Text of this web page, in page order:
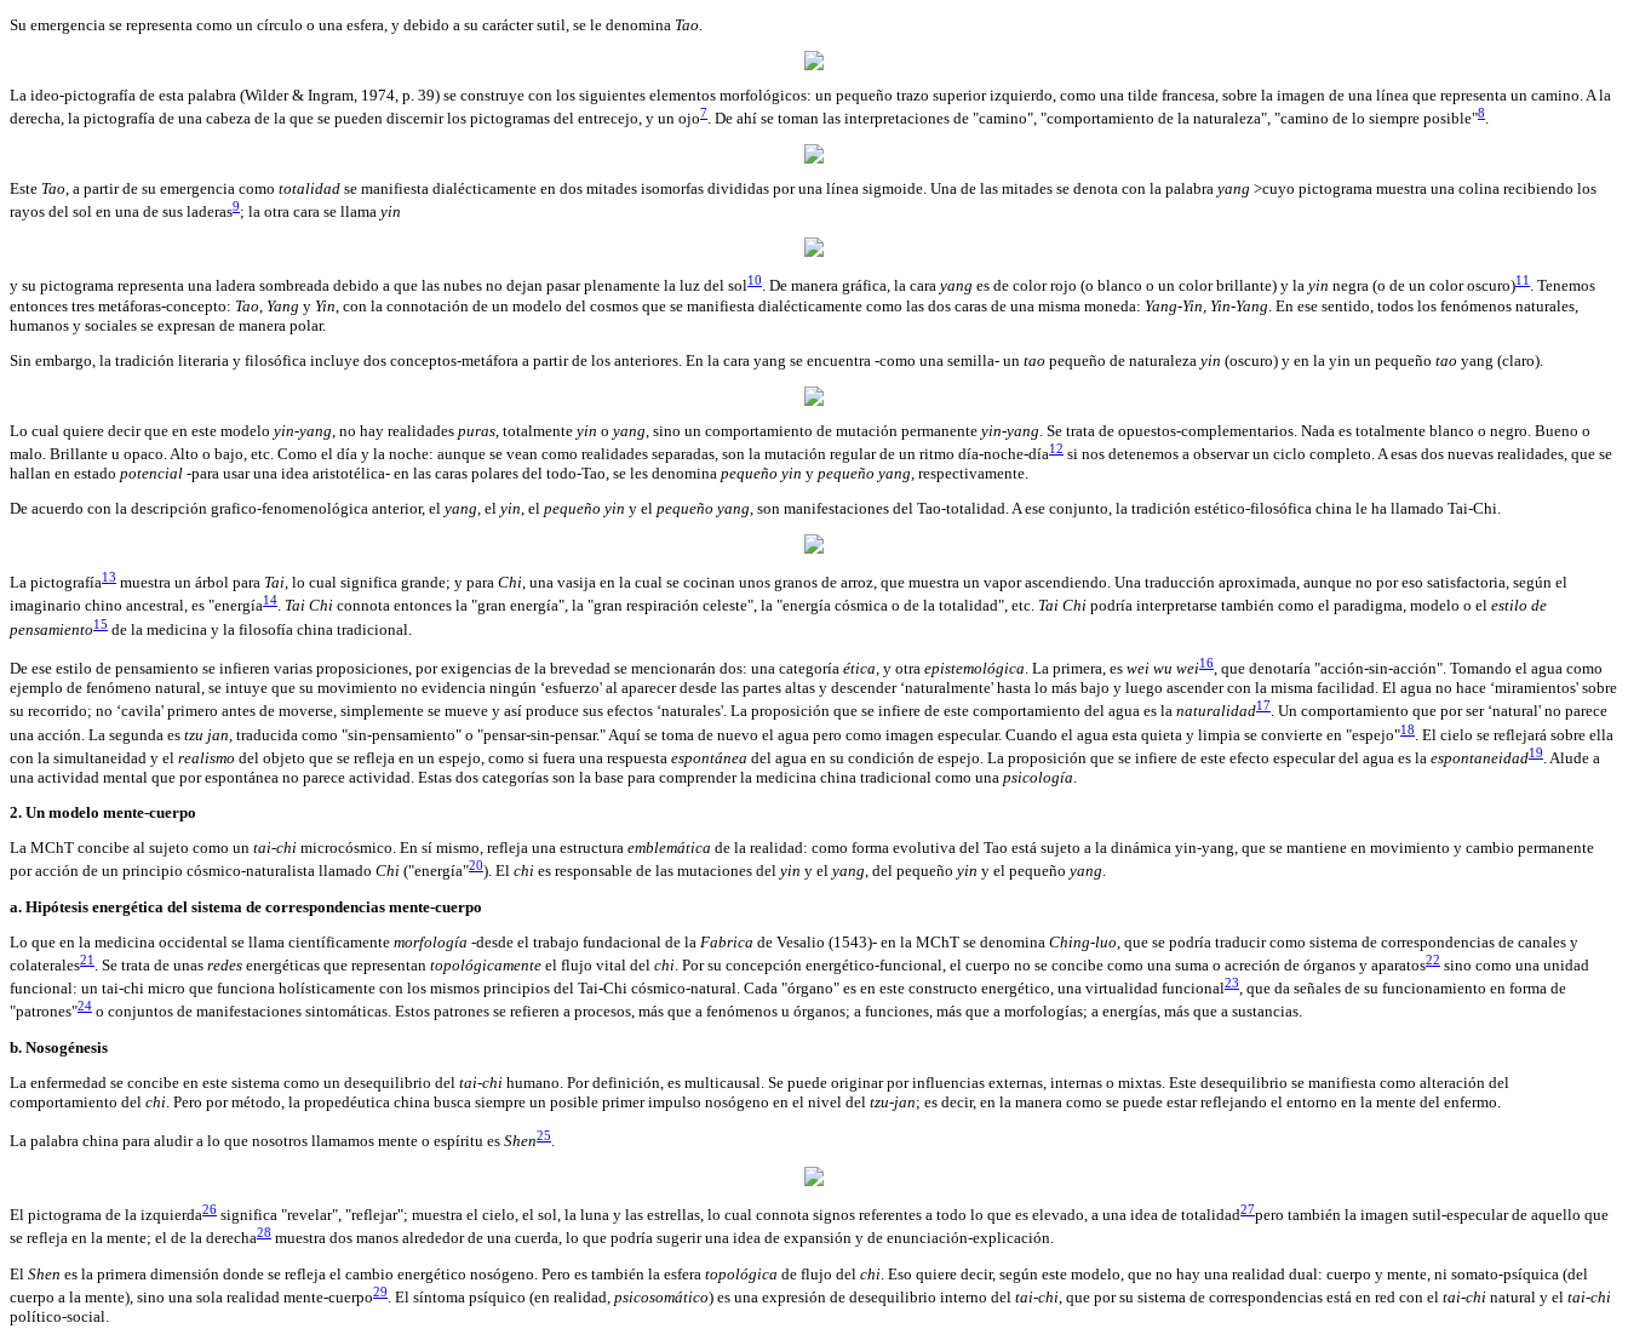
Su emergencia se representa como un círculo o una esfera, y debido a su carácter sutil, se le denomina Tao
La ideo-pictografía de esta palabra (Wilder & Ingram, 1974, p. 39) se construye con los siguientes elementos morfológicos: un pequeño trazo superior izquierdo, como una tilde francesa, sobre la imagen de una línea que representa un camino. A la
derecha, la pictografía de una cabeza de la que se pueden discernir los pictogramas del entrecejo, y un ojo7 . De ahí se toman las interpretaciones de "camino", "comportamiento de la naturaleza", "camino de lo siempre posible"8
Este Tao , a partir de su emergencia como totalidad se manifiesta dialécticamente en dos mitades isomorfas divididas por una línea sigmoide. Una de las mitades se denota con la palabra yang >cuyo pictograma muestra una colina recibiendo los
rayos del sol en una de sus laderas9; la otra cara se llama yin
y su pictograma representa una ladera sombreada debido a que las nubes no dejan pasar plenamente la luz del sol10. De manera gráfica, la cara yang es de color rojo (o blanco o un color brillante) y la yin negra (o de un color oscuro)11 . Tenemos
entonces tres metáforas-concepto: Tao Yang y Yin , con la connotación de un modelo del cosmos que se manifiesta dialécticamente como las dos caras de una misma moneda: Yang-Yin, Yin-Yang . En ese sentido, todos los fenómenos naturales,
humanos y sociales se expresan de manera polar.
Sin embargo, la tradición literaria y filosófica incluye dos conceptos-metáfora a partir de los anteriores. En la cara yang se encuentra -como una semilla- un tao pequeño de naturaleza yin (oscuro) y en la yin un pequeño tao yang (claro).
Lo cual quiere decir que en este modelo yin-yang , no hay realidades puras , totalmente yin o yang , sino un comportamiento de mutación permanente yin-yang . Se trata de opuestos-complementarios. Nada es totalmente blanco o negro. Bueno o
malo. Brillante u opaco. Alto o bajo, etc. Como el día y la noche: aunque se vean como realidades separadas, son la mutación regular de un ritmo día-noche-día12 si nos detenemos a observar un ciclo completo. A esas dos nuevas realidades, que se
hallan en estado potencial -para usar una idea aristotélica- en las caras polares del todo-Tao, se les denomina pequeño yin y pequeño yang , respectivamente.
De acuerdo con la descripción grafico-fenomenológica anterior, el yang , el yin , el pequeño yin y el pequeño yang , son manifestaciones del Tao-totalidad. A ese conjunto, la tradición estético-filosófica china le ha llamado Tai-Chi.
La pictografía13 muestra un árbol para Tai, lo cual significa grande; y para Chi, una vasija en la cual se cocinan unos granos de arroz, que muestra un vapor ascendiendo. Una traducción aproximada, aunque no por eso satisfactoria, según el
imaginario chino ancestral, es "energía14. Tai Chi connota entonces la "gran energía", la "gran respiración celeste", la "energía cósmica o de la totalidad", etc. Tai Chi podría interpretarse también como el paradigma, modelo o el estilo de
pensamiento15 de la medicina y la filosofía china tradicional.
De ese estilo de pensamiento se infieren varias proposiciones, por exigencias de la brevedad se mencionarán dos: una categoría ética, y otra epistemológica. La primera, es wei wu wei16, que denotaría "acción-sin-acción". Tomando el agua como
ejemplo de fenómeno natural, se intuye que su movimiento no evidencia ningún ‘esfuerzo' al aparecer desde las partes altas y descender ‘naturalmente' hasta lo más bajo y luego ascender con la misma facilidad. El agua no hace ‘miramientos' sobre
su recorrido; no ‘cavila' primero antes de moverse, simplemente se mueve y así produce sus efectos ‘naturales'. La proposición que se infiere de este comportamiento del agua es la naturalidad17. Un comportamiento que por ser ‘natural' no parece
una acción. La segunda es tzu jan , traducida como "sin-pensamiento" o "pensar-sin-pensar." Aquí se toma de nuevo el agua pero como imagen especular. Cuando el agua esta quieta y limpia se convierte en "espejo"18 . El cielo se reflejará sobre ella
con la simultaneidad y el realismo del objeto que se refleja en un espejo, como si fuera una respuesta espontánea del agua en su condición de espejo. La proposición que se infiere de este efecto especular del agua es la espontaneidad19. Alude a
una actividad mental que por espontánea no parece actividad. Estas dos categorías son la base para comprender la medicina china tradicional como una psicología.
2. Un modelo mente-cuerpo
La MChT concibe al sujeto como un tai-chi microcósmico. En sí mismo, refleja una estructura emblemática de la realidad: como forma evolutiva del Tao está sujeto a la dinámica yin-yang, que se mantiene en movimiento y cambio permanente
por acción de un principio cósmico-naturalista llamado Chi ("energía"20). El chi es responsable de las mutaciones del yin y el yang, del pequeño yin y el pequeño yang.
a. Hipótesis energética del sistema de correspondencias mente-cuerpo
Lo que en la medicina occidental se llama científicamente morfología -desde el trabajo fundacional de la Fabrica de Vesalio (1543)- en la MChT se denomina Ching-luo , que se podría traducir como sistema de correspondencias de canales y
colaterales21 . Se trata de unas redes energéticas que representan topológicamente el flujo vital del chi . Por su concepción energético-funcional, el cuerpo no se concibe como una suma o acreción de órganos y aparatos22 sino como una unidad
funcional: un tai-chi micro que funciona holísticamente con los mismos principios del Tai-Chi cósmico-natural. Cada "órgano" es en este constructo energético, una virtualidad funcional23, que da señales de su funcionamiento en forma de
"patrones"24 o conjuntos de manifestaciones sintomáticas. Estos patrones se refieren a procesos, más que a fenómenos u órganos; a funciones, más que a morfologías; a energías, más que a sustancias.
b. Nosogénesis
La enfermedad se concibe en este sistema como un desequilibrio del tai-chi humano. Por definición, es multicausal. Se puede originar por influencias externas, internas o mixtas. Este desequilibrio se manifiesta como alteración del
comportamiento del chi . Pero por método, la propedéutica china busca siempre un posible primer impulso nosógeno en el nivel del tzu-jan; es decir, en la manera como se puede estar reflejando el entorno en la mente del enfermo.
La palabra china para aludir a lo que nosotros llamamos mente o espíritu es Shen25
El pictograma de la izquierda26 significa "revelar", "reflejar"; muestra el cielo, el sol, la luna y las estrellas, lo cual connota signos referentes a todo lo que es elevado, a una idea de totalidad27pero también la imagen sutil-especular de aquello que
se refleja en la mente; el de la derecha28 muestra dos manos alrededor de una cuerda, lo que podría sugerir una idea de expansión y de enunciación-explicación.
El Shen es la primera dimensión donde se refleja el cambio energético nosógeno. Pero es también la esfera topológica de flujo del chi . Eso quiere decir, según este modelo, que no hay una realidad dual: cuerpo y mente, ni somato-psíquica (del
cuerpo a la mente), sino una sola realidad mente-cuerpo29 . El síntoma psíquico (en realidad, psicosomático) es una expresión de desequilibrio interno del tai-chi , que por su sistema de correspondencias está en red con el tai-chi natural y el tai-chi
político-social.